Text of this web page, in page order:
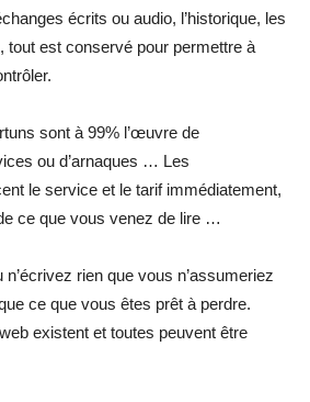
écrits ou audio, l’historique, les
tout est conservé pour permettre à
sont à 99% l’œuvre de
ou d’arnaques … Les
le service et le tarif immédiatement,
ce que vous venez de lire …
rien que vous n’assumeriez
ce que vous êtes prêt à perdre.
existent et toutes peuvent être